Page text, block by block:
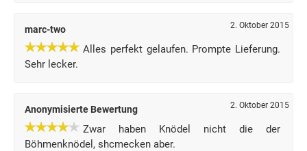
marc-two 2. Oktober 2015
Alles perfekt gelaufen. Prompte Lieferung.
Sehr lecker.
Anonymisierte Bewertung 2. Oktober 2015
Zwar haben Knödel nicht die der
Böhmenknödel, shcmecken aber.